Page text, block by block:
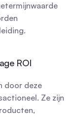
ROI
door deze
Ze zijn